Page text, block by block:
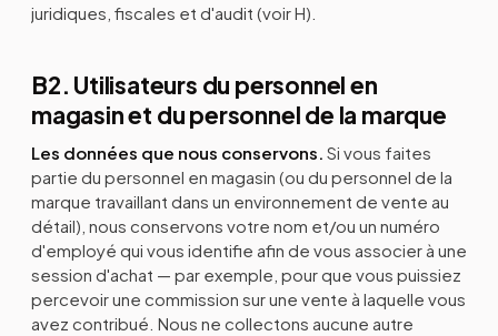
juridiques, fiscales et d'audit (voir H).
B2. Utilisateurs du personnel en
magasin et du personnel de la marque
Les données que nous conservons. Si vous faites
partie du personnel en magasin (ou du personnel de la
marque travaillant dans un environnement de vente au
détail), nous conservons votre nom et/ou un numéro
d'employé qui vous identifie afin de vous associer à une
session d'achat — par exemple, pour que vous puissiez
percevoir une commission sur une vente à laquelle vous
avez contribué. Nous ne collectons aucune autre